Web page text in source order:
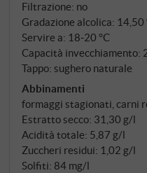
ragione. 70%
Merlot. Ogni varietà
separatamente,
lieviti naturali, da
bucce. La
nelle barrique: cento
nuovo, per trentasei
di affinamento in
cantina. Per ogni annata
migliaio di bottiglie.
Filtrazione: no
Gradazione alcolica: 14,50
Servire a: 18‑20 °C
Capacità invecchiamento:
Tappo: sughero naturale
Abbinamenti
formaggi stagionati, carni
Estratto secco: 31,30 g/l
Acidità totale: 5,87 g/l
Zuccheri residui: 1,02 g/l
Solfiti: 84 mg/l